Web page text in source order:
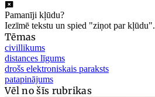
Pamanīji kļūdu?
Iezīmē tekstu un spied "ziņot par kļūdu".
Tēmas
civillikums
distances līgums
drošs elektroniskais paraksts
patapinājums
Vēl no šīs rubrikas